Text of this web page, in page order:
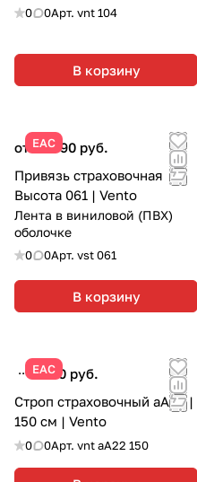
0 0Арт. vnt 104
В корзину
ЕАС
от 20 790 руб.
Привязь страховочная
Высота 061 | Vento
Лента в виниловой (ПВХ)
оболочке
0 0Арт. vst 061
В корзину
ЕАС
5 210 руб.
Строп страховочный аА22 |
150 см | Vento
0 0Арт. vnt aA22 150